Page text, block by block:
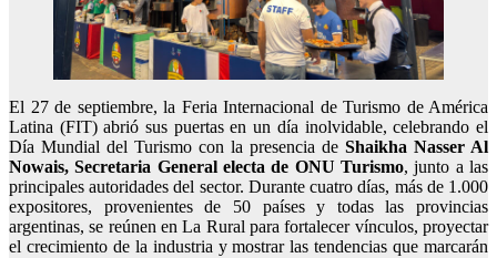
El 27 de septiembre, la Feria Internacional de Turismo de América
Latina (FIT) abrió sus puertas en un día inolvidable, celebrando el
Día Mundial del Turismo con la presencia de Shaikha Nasser Al
Nowais, Secretaria General electa de ONU Turismo, junto a las
principales autoridades del sector. Durante cuatro días, más de 1.000
expositores, provenientes de 50 países y todas las provincias
argentinas, se reúnen en La Rural para fortalecer vínculos, proyectar
el crecimiento de la industria y mostrar las tendencias que marcarán